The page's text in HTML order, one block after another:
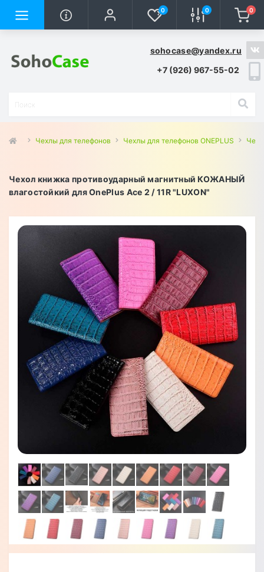
0 0 0
sohocase@yandex.ru
+7 (926) 967-55-02
Чехлы для телефонов Чехлы для телефонов ONEPLUS
Чехол книжка противоударный магнитный КОЖАНЫЙ
влагостойкий для OnePlus Ace 2 / 11R "LUXON"